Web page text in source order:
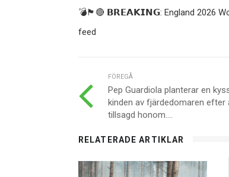
💣🏴🔴 𝗕𝗥𝗘𝗔𝗞𝗜𝗡𝗚: England 2026
feed
FÖREGÅ
Pep Guardiola planterar en
kinden av fjärdedomaren efter
tillsagd honom....
RELATERADE ARTIKLAR